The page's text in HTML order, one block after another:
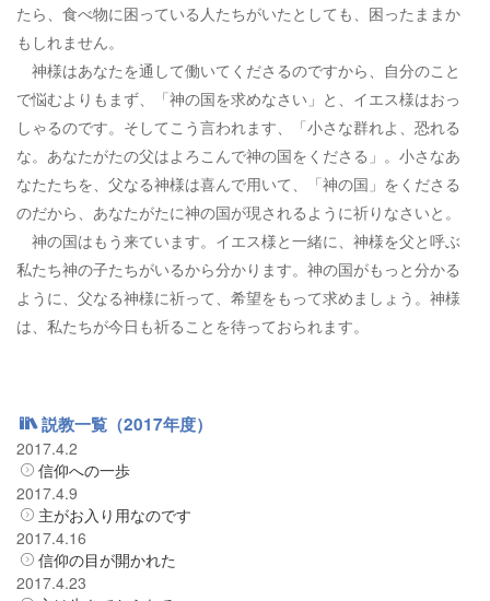
たら、食べ物に困っている人たちがいたとしても、困ったままか
もしれません。
神様はあなたを通して働いてくださるのですから、自分のこと
で悩むよりもまず、「神の国を求めなさい」と、イエス様はおっ
しゃるのです。そしてこう言われます、「小さな群れよ、恐れる
な。あなたがたの父はよろこんで神の国をくださる」。小さなあ
なたたちを、父なる神様は喜んで用いて、「神の国」をくださる
のだから、あなたがたに神の国が現されるように祈りなさいと。
神の国はもう来ています。イエス様と一緒に、神様を父と呼ぶ
私たち神の子たちがいるから分かります。神の国がもっと分かる
ように、父なる神様に祈って、希望をもって求めましょう。神様
は、私たちが今日も祈ることを待っておられます。
説教一覧（2017年度）
2017.4.2
信仰への一歩
2017.4.9
主がお入り用なのです
2017.4.16
信仰の目が開かれた
2017.4.23